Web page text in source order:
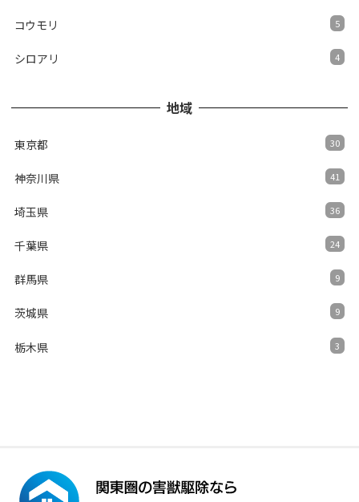
コウモリ 5
シロアリ 4
地域
東京都 30
神奈川県 41
埼玉県 36
千葉県 24
群馬県 9
茨城県 9
栃木県 3